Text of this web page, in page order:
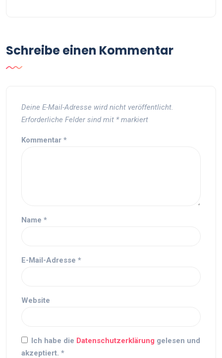
Schreibe einen Kommentar
Deine E-Mail-Adresse wird nicht veröffentlicht.
Erforderliche Felder sind mit *markiert
Kommentar *
Name *
E-Mail-Adresse *
Website
Ich habe die Datenschutzerklärung gelesen und
akzeptiert. *